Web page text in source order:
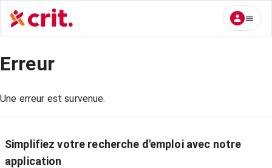
Erreur
Une erreur est survenue.
Simplifiez votre recherche d'emploi avec notre
application